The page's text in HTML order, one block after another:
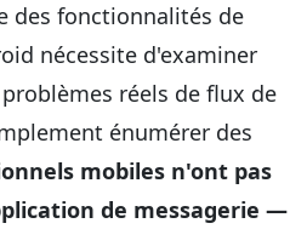
des fonctionnalités de
nécessite d'examiner
réels de flux de
énumérer des
mobiles n'ont pas
de messagerie —